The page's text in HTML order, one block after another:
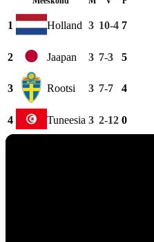
1 Holland 3 10-4 7
2 Jaapan 3 7-3 5
3 Rootsi 3 7-7 4
4 Tuneesia 3 2-12 0